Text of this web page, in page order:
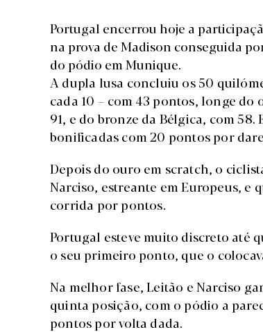
Portugal encerrou hoje a
na prova de Madison conseguida
do pódio em Munique.
A dupla lusa concluiu os 50
cada 10 – com 43 pontos, longe do
91, e do bronze da Bélgica, com
bonificadas com 20 pontos por
Depois do ouro em scratch, o
Narciso, estreante em Europeus,
corrida por pontos.
Portugal esteve muito discreto até
o seu primeiro ponto, que o
Na melhor fase, Leitão e Narciso
quinta posição, com o pódio a
pontos por volta dada.